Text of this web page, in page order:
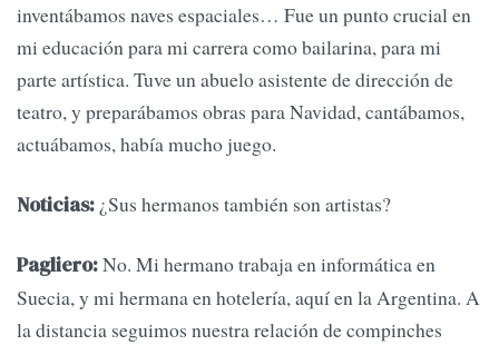
inventábamos naves espaciales… Fue un punto crucial en
mi educación para mi carrera como bailarina, para mi
parte artística. Tuve un abuelo asistente de dirección de
teatro, y preparábamos obras para Navidad, cantábamos,
actuábamos, había mucho juego.
Noticias: ¿Sus hermanos también son artistas?
Pagliero:No. Mi hermano trabaja en informática en
Suecia, y mi hermana en hotelería, aquí en la Argentina. A
la distancia seguimos nuestra relación de compinches